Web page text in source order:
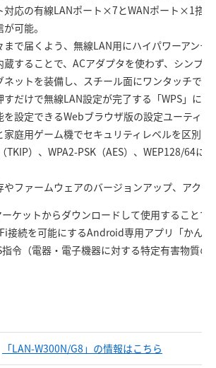
対応の有線LANポート×7とWANポート×1搭
可能。
まで届くよう、無線LAN用にハイパワーアンテ
蔵することで、ACアダプタを使わず、シンプ
ネットを装備し、スチール面にワンタッチで
すだけで無線LAN設定が完了する「WPS」に対
を設定できるWebブラウザ版の設定ユーティリ
家庭用ゲーム機でセキュリティレベルを区別
TKIP）、WPA2-PSK（AES）、WEP128/64
やファームウェアのバージョンアップ、アク
ケットからダウンロードして使用すること
接続を可能にするAndroid専用アプリ「かん
指令（電器・電子機器に対する特定有害物質
「LAN-W300N/G8」の情報はこちら